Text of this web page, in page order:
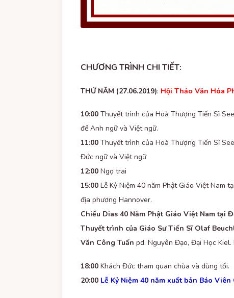
CHƯƠNG TRÌNH CHI TIẾT:
THỨ NĂM (27.06.2019): Hội Thảo Văn Hóa
10:00 Thuyết trình của Hoà Thượng Tiến Sĩ
đề Anh ngữ và Việt ngữ.
11:00 Thuyết trình của Hoà Thượng Tiến Sĩ
Đức ngữ và Việt ngữ
12:00 Ngọ trai
15:00 Lễ Kỷ Niệm 40 năm Phật Giáo Việt Nam
địa phương Hannover.
Chiếu Dias 40 Năm Phật Giáo Việt Nam tại
Thuyết trình của Giáo Sư Tiến Sĩ Olaf
Văn Công Tuấn pd. Nguyên Đạo, Đại Học
18:00 Khách Đức tham quan chùa và dùng tối.
20:00 Lễ Kỷ Niệm 40 năm xuất bản Báo Viên